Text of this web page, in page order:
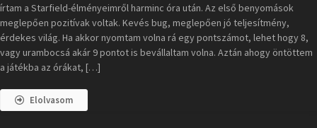
írtam a Starfield-élményeimről harminc óra után. Az első benyomások
meglepően pozitívak voltak. Kevés bug, meglepően jó teljesítmény,
érdekes világ. Ha akkor nyomtam volna rá egy pontszámot, lehet hogy 8,
vagy urambocsá akár 9 pontot is bevállaltam volna. Aztán ahogy öntöttem
a játékba az órákat, […]
Elolvasom